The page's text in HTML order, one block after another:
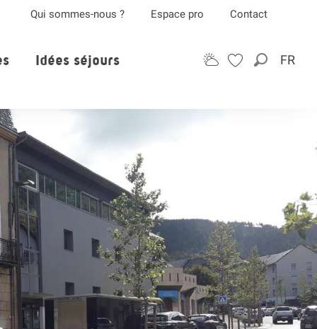
FR
Qui sommes-nous ? Espace pro Contact
Idées séjours